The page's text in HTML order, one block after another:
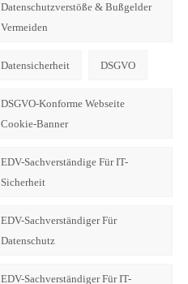
Datenschutzverstöße & Bußgelder
Vermeiden
Datensicherheit DSGVO
DSGVO-Konforme Webseite
Cookie-Banner
EDV-Sachverständige Für IT-
Sicherheit
EDV-Sachverständiger Für
Datenschutz
EDV-Sachverständiger Für IT-